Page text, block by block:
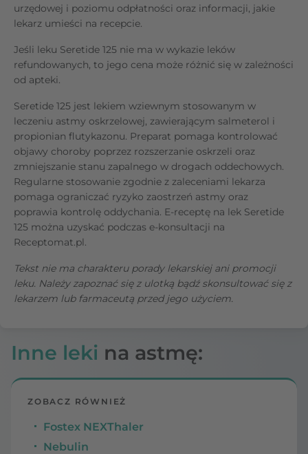
urzędowej i poziomu odpłatności oraz informacji, jakie
lekarz umieści na recepcie.
Jeśli leku Seretide 125 nie ma w wykazie leków
refundowanych, to jego cena może różnić się w zależności
od apteki.
Seretide 125 jest lekiem wziewnym stosowanym w
leczeniu astmy oskrzelowej, zawierającym salmeterol i
propionian flutykazonu. Preparat pomaga kontrolować
objawy choroby poprzez rozszerzanie oskrzeli oraz
zmniejszanie stanu zapalnego w drogach oddechowych.
Regularne stosowanie zgodnie z zaleceniami lekarza
pomaga ograniczać ryzyko zaostrzeń astmy oraz
poprawia kontrolę oddychania. E-receptę na lek Seretide
125 można uzyskać podczas e-konsultacji na
Receptomat.pl.
Tekst nie ma charakteru porady lekarskiej ani promocji
leku. Należy zapoznać się z ulotką bądź skonsultować się z
lekarzem lub farmaceutą przed jego użyciem.
Inne leki na astmę:
ZOBACZ RÓWNIEŻ
Fostex NEXThaler
Nebulin